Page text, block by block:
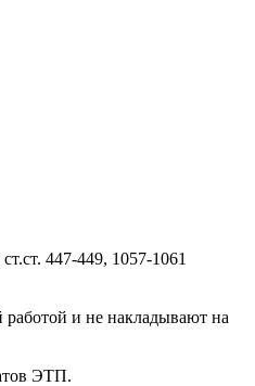
447-449, 1057-1061
работой и не накладывают на
ЭТП.